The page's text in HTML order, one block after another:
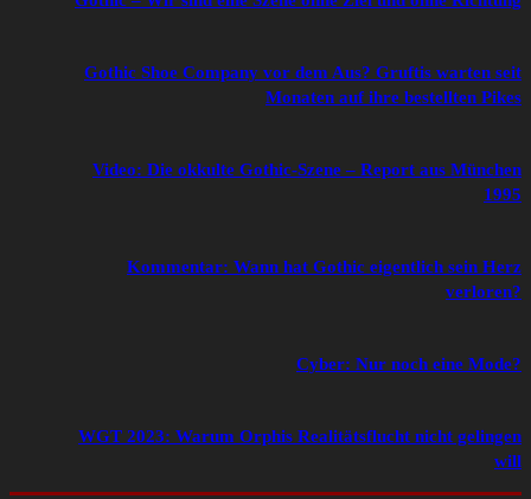
Gothic Shoe Company vor dem Aus? Gruftis warten seit
Monaten auf ihre bestellten Pikes
Video: Die okkulte Gothic-Szene – Report aus München
1995
Kommentar: Wann hat Gothic eigentlich sein Herz
verloren?
Cyber: Nur noch eine Mode?
WGT 2023: Warum Orphis Realitätsflucht nicht gelingen
will